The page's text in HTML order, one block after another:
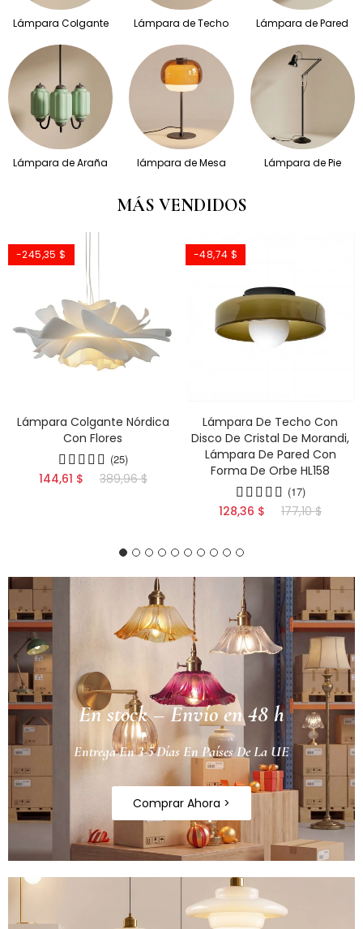
Lámpara Colgante Lámpara de Techo Lámpara de Pared
Lámpara de Araña lámpara de Mesa Lámpara de Pie
MÁS VENDIDOS
-245,35 $
Lámpara Colgante Nórdica
Con Flores
(25)
144,61 $ 389,96 $
-48,74 $
Lámpara De Techo Con
Disco De Cristal De Morandi,
Lámpara De Pared Con
Forma De Orbe HL158
(17)
128,36 $ 177,10 $
En stock – Envío en 48 h
Entrega En 3-5 Días En Países De La UE
Comprar Ahora >